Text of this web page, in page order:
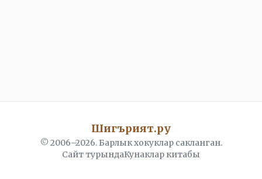
Шигърият.ру
© 2006–2026. Барлык хокуклар сакланган.
Сайт турындаКунаклар китабы